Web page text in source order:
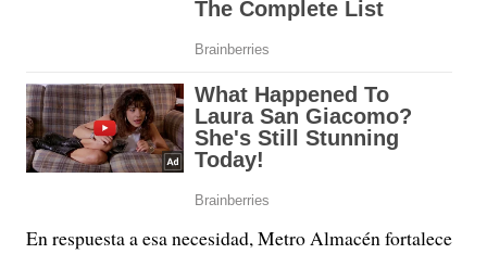
En respuesta a esa necesidad, Metro Almacén fortalece